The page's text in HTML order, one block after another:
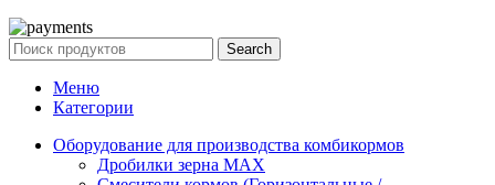
Search
Меню
Категории
Оборудование для производства комбикормов
Дробилки зерна МАХ